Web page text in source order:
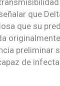
que
que su
preliminar
de